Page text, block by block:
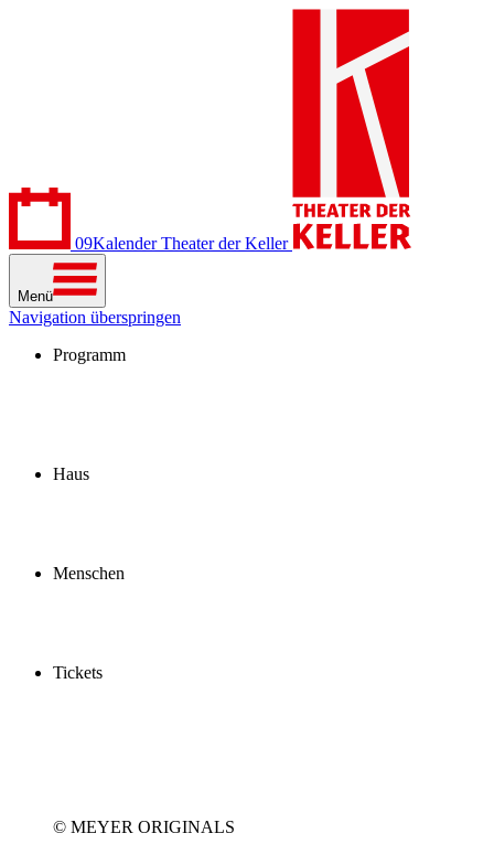
09Kalender Theater der Keller
Menü
Navigation überspringen
Programm
Haus
Menschen
Tickets
© MEYER ORIGINALS